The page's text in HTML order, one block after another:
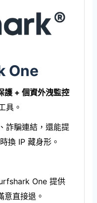
One
護 + 個資外洩監控
具。
詐騙連結，還能提
換 IP 藏身形。
One 提供
意直接退。